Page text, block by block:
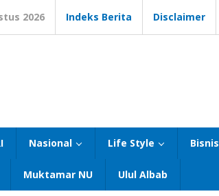
2026 Indeks Berita Disclaimer
Nasional Life Style Bisnis
Muktamar NU Ulul Albab